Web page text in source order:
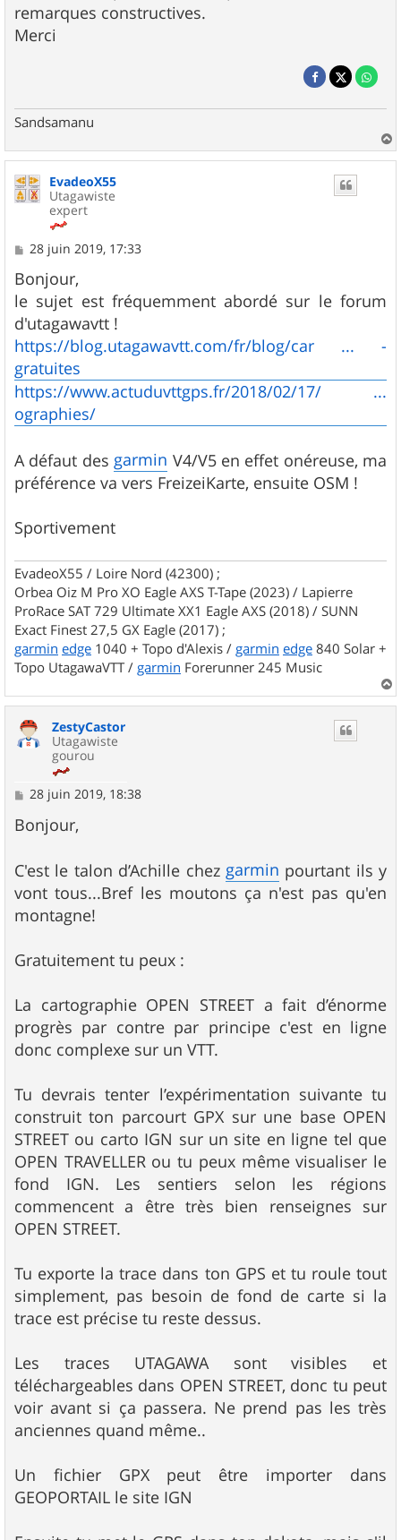
remarques constructives.
Merci
Sandsamanu
a
u
EvadeoX55
Utagawiste
expert
M
s
s
a
g
e
28 juin 2019, 17:33
Bonjour,
le sujet est fréquemment abordé sur le forum
d'utagawavtt !
https://blog.utagawavtt.com/fr/blog/car ... -
gratuites
https://www.actuduvttgps.fr/2018/02/17/ ...
ographies/
A défaut desgarmin V4/V5 en effet onéreuse, ma
préférence va vers FreizeiKarte, ensuite OSM !
Sportivement
EvadeoX55 / Loire Nord (42300) ;
Orbea Oiz M Pro XO Eagle AXS T-Tape (2023) / Lapierre
ProRace SAT 729 Ultimate XX1 Eagle AXS (2018) / SUNN
Exact Finest 27,5 GX Eagle (2017) ;
garmin edge 1040 + Topo d'Alexis / garmin edge 840 Solar +
Topo UtagawaVTT / garmin Forerunner 245 Music
a
ZestyCastor
Utagawiste
gourou
M
s
s
g
e
28 juin 2019, 18:38
Bonjour,
C'est le talon d’Achille chez garmin pourtant ils y
vont tous...Bref les moutons ça n'est pas qu'en
montagne!
Gratuitement tu peux :
La cartographie OPEN STREET a fait d’énorme
progrès par contre par principe c'est en ligne
donc complexe sur un VTT.
Tu devrais tenter l’expérimentation suivante tu
construit ton parcourt GPX sur une base OPEN
STREET ou carto IGN sur un site en ligne tel que
OPEN TRAVELLER ou tu peux même visualiser le
fond IGN. Les sentiers selon les régions
commencent a être très bien renseignes sur
OPEN STREET.
Tu exporte la trace dans ton GPS et tu roule tout
simplement, pas besoin de fond de carte si la
trace est précise tu reste dessus.
Les traces UTAGAWA sont visibles et
téléchargeables dans OPEN STREET, donc tu peut
voir avant si ça passera. Ne prend pas les très
anciennes quand même..
Un fichier GPX peut être importer dans
GEOPORTAIL le site IGN